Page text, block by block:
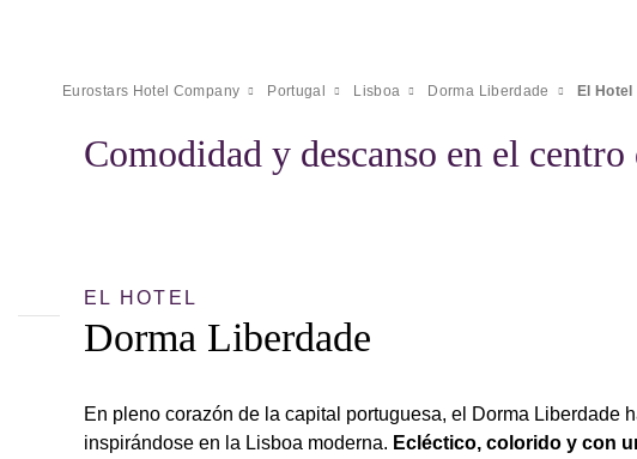
Eurostars Hotel Company Portugal Lisboa Dorma Liberdade El Hotel
Comodidad y descanso en el
EL HOTEL
Dorma Liberdade
En pleno corazón de la capital portuguesa, el Dorma Liberdade
inspirándose en la Lisboa moderna. Ecléctico, colorido y con